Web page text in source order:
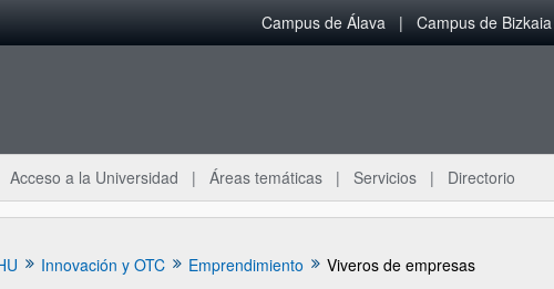
Campus de Álava Campus de Bizkaia
Acceso a la Universidad Áreas temáticas Servicios Directorio
Innovación y OTC Emprendimiento Viveros de empresas